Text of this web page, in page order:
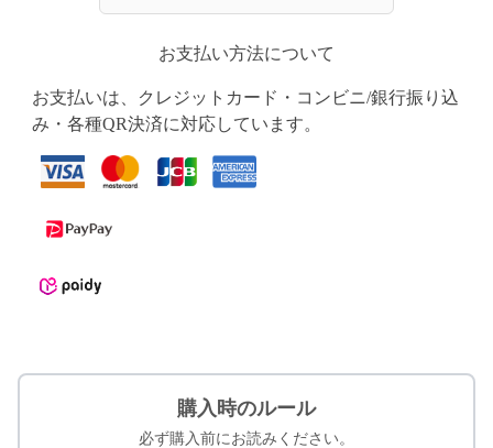
お支払い方法について
お支払いは、クレジットカード・コンビニ/銀行振り込
み・各種QR決済に対応しています。
購入時のルール
必ず購入前にお読みください。